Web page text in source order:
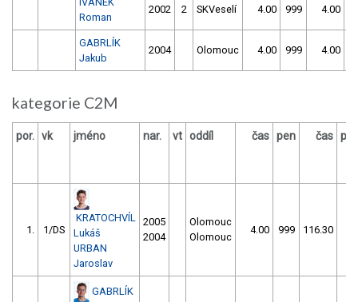
Roman
2002 2 SKVeselí 4.00 999 4.00
GABRLÍK
Jakub
2004 Olomouc 4.00 999 4.00
kategorie C2M
por. vk jméno nar. vt oddíl čas pen čas
1. 1/DS
KRATOCHVÍL
Lukáš
URBAN
Jaroslav
2005
2004
Olomouc
Olomouc
4.00 999 116.30
GABRLÍK